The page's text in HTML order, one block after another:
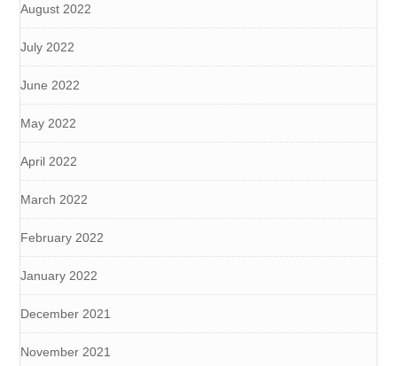
August 2022
July 2022
June 2022
May 2022
April 2022
March 2022
February 2022
January 2022
December 2021
November 2021